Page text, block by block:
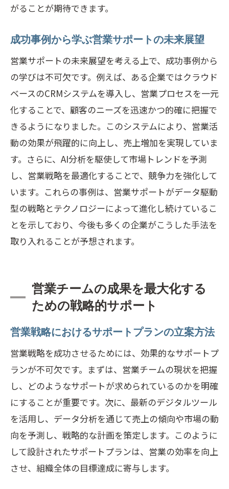
がることが期待できます。
成功事例から学ぶ営業サポートの未来展望
営業サポートの未来展望を考える上で、成功事例から
の学びは不可欠です。例えば、ある企業ではクラウド
ベースのCRMシステムを導入し、営業プロセスを一元
化することで、顧客のニーズを迅速かつ的確に把握で
きるようになりました。このシステムにより、営業活
動の効果が飛躍的に向上し、売上増加を実現していま
す。さらに、AI分析を駆使して市場トレンドを予測
し、営業戦略を最適化することで、競争力を強化して
います。これらの事例は、営業サポートがデータ駆動
型の戦略とテクノロジーによって進化し続けているこ
とを示しており、今後も多くの企業がこうした手法を
取り入れることが予想されます。
営業チームの成果を最大化する
ための戦略的サポート
営業戦略におけるサポートプランの立案方法
営業戦略を成功させるためには、効果的なサポートプ
ランが不可欠です。まずは、営業チームの現状を把握
し、どのようなサポートが求められているのかを明確
にすることが重要です。次に、最新のデジタルツール
を活用し、データ分析を通じて売上の傾向や市場の動
向を予測し、戦略的な計画を策定します。このように
して設計されたサポートプランは、営業の効率を向上
させ、組織全体の目標達成に寄与します。